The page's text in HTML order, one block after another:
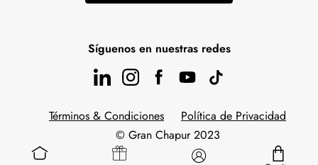
Síguenos en nuestras redes
Términos & Condiciones
Política de Privacidad
© Gran Chapur 2023